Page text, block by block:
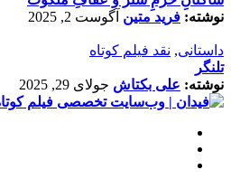
نوشته: فرید متین آگوست 2, 2025
داستانی, نقد فیلم کوتاه
تلنگر
نوشته: علی بکتاش جولای 29, 2025